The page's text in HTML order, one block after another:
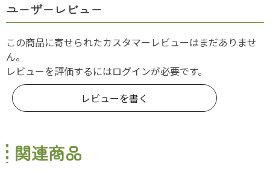
ユーザーレビュー
この商品に寄せられたカスタマーレビューはまだありませ
ん。
レビューを評価するにはログインが必要です。
レビューを書く
関連商品